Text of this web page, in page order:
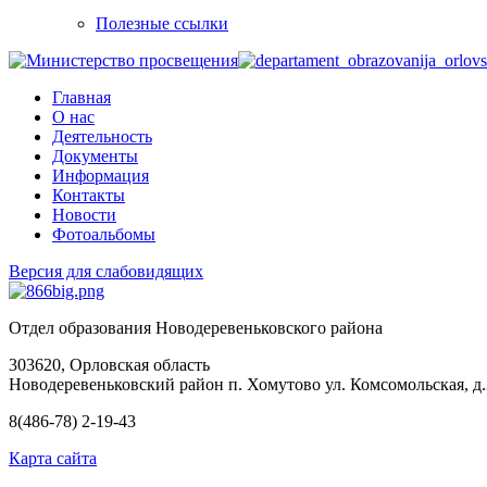
Полезные ссылки
Главная
О нас
Деятельность
Документы
Информация
Контакты
Новости
Фотоальбомы
Версия для слабовидящих
Отдел образования Новодеревеньковского района
303620, Орловская область
Новодеревеньковский район п. Хомутово ул. Комсомольская,
8(486-78) 2-19-43
Карта сайта